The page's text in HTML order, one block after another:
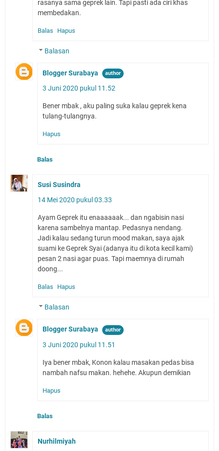
rasanya sama geprek lain. Tapi pasti ada ciri khas
membedakan.
Balas Hapus
Balasan
Blogger Surabaya
3 Juni 2020 pukul 11.52
Bener mbak , aku paling suka kalau geprek kena
tulang-tulangnya.
Hapus
Balas
Susi Susindra
14 Mei 2020 pukul 03.33
Ayam Geprek itu enaaaaaak... dan ngabisin nasi
karena sambelnya mantap. Pedasnya nendang.
Jadi kalau sedang turun mood makan, saya ajak
suami ke Geprek Syai (adanya itu di kota kecil kami)
pesan 2 nasi agar puas. Tapi maemnya di rumah
doong...
Balas Hapus
Balasan
Blogger Surabaya
3 Juni 2020 pukul 11.51
Iya bener mbak, Konon kalau masakan pedas bisa
nambah nafsu makan. hehehe. Akupun demikian
Hapus
Balas
Nurhilmiyah